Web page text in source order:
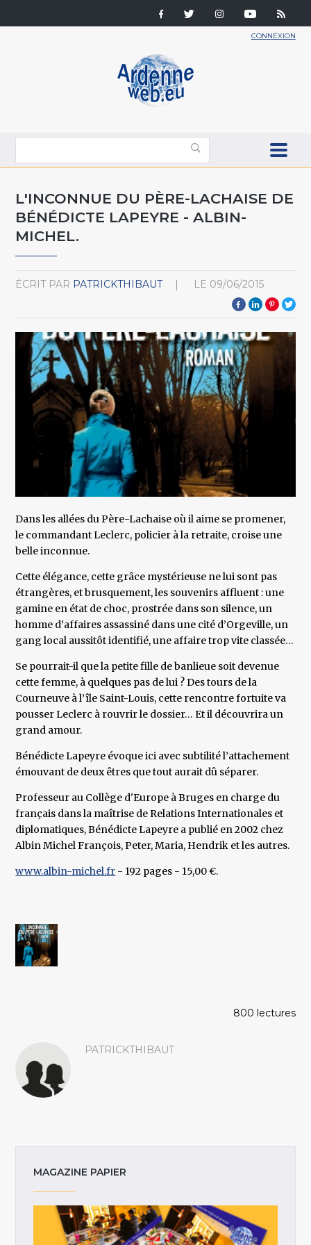
CONNEXION
L'INCONNUE DU PÈRE-LACHAISE DE
BÉNÉDICTE LAPEYRE - ALBIN-
MICHEL.
ÉCRIT PAR PATRICKTHIBAUT LE 09/06/2015
Dans les allées du Père-Lachaise où il aime se promener,
le commandant Leclerc, policier à la retraite, croise une
belle inconnue.
Cette élégance, cette grâce mystérieuse ne lui sont pas
étrangères, et brusquement, les souvenirs affluent : une
gamine en état de choc, prostrée dans son silence, un
homme d’affaires assassiné dans une cité d’Orgeville, un
gang local aussitôt identifié, une affaire trop vite classée…
Se pourrait-il que la petite fille de banlieue soit devenue
cette femme, à quelques pas de lui ? Des tours de la
Courneuve à l’île Saint-Louis, cette rencontre fortuite va
pousser Leclerc à rouvrir le dossier… Et il découvrira un
grand amour.
Bénédicte Lapeyre évoque ici avec subtilité l’attachement
émouvant de deux êtres que tout aurait dû séparer.
Professeur au Collège d'Europe à Bruges en charge du
français dans la maîtrise de Relations Internationales et
diplomatiques, Bénédicte Lapeyre a publié en 2002 chez
Albin Michel François, Peter, Maria, Hendrik et les autres.
www.albin-michel.fr - 192 pages - 15,00 €.
800 lectures
PATRICKTHIBAUT
MAGAZINE PAPIER